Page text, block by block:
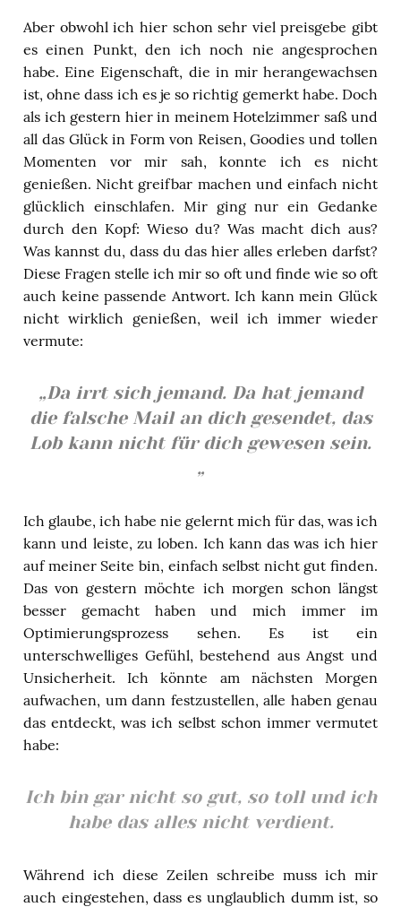
Aber obwohl ich hier schon sehr viel preisgebe gibt
es einen Punkt, den ich noch nie angesprochen
habe. Eine Eigenschaft, die in mir herangewachsen
ist, ohne dass ich es je so richtig gemerkt habe. Doch
als ich gestern hier in meinem Hotelzimmer saß und
all das Glück in Form von Reisen, Goodies und tollen
Momenten vor mir sah, konnte ich es nicht
genießen. Nicht greifbar machen und einfach nicht
glücklich einschlafen. Mir ging nur ein Gedanke
durch den Kopf: Wieso du? Was macht dich aus?
Was kannst du, dass du das hier alles erleben darfst?
Diese Fragen stelle ich mir so oft und finde wie so oft
auch keine passende Antwort. Ich kann mein Glück
nicht wirklich genießen, weil ich immer wieder
vermute:
„Da irrt sich jemand. Da hat jemand
die falsche Mail an dich gesendet, das
Lob kann nicht für dich gewesen sein.
„
Ich glaube, ich habe nie gelernt mich für das, was ich
kann und leiste, zu loben. Ich kann das was ich hier
auf meiner Seite bin, einfach selbst nicht gut finden.
Das von gestern möchte ich morgen schon längst
besser gemacht haben und mich immer im
Optimierungsprozess sehen. Es ist ein
unterschwelliges Gefühl, bestehend aus Angst und
Unsicherheit. Ich könnte am nächsten Morgen
aufwachen, um dann festzustellen, alle haben genau
das entdeckt, was ich selbst schon immer vermutet
habe:
Ich bin gar nicht so gut, so toll und ich
habe das alles nicht verdient.
Während ich diese Zeilen schreibe muss ich mir
auch eingestehen, dass es unglaublich dumm ist, so